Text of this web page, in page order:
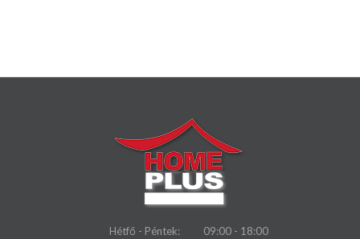
Hétfő - Péntek:
09:00 - 18:00